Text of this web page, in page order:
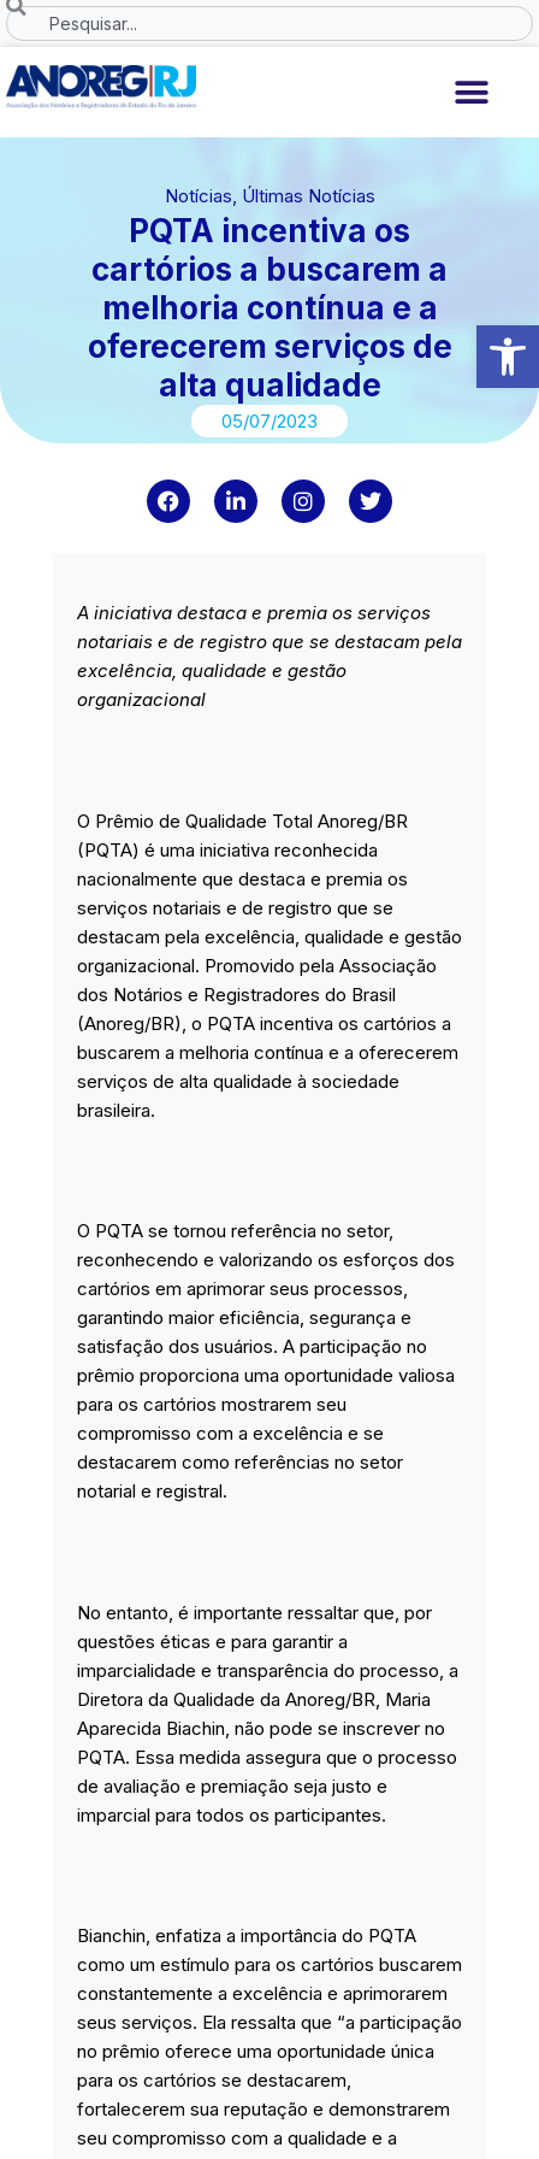
Abrir
Ir
o
Search
Notícias, Últimas Notícias
PQTA incentiva os
cartórios a buscarem a
melhoria contínua e a
oferecerem serviços de
alta qualidade
05/07/2023
F
a
o
k
L
i
i
n
I
n
r
a
m
T
w
r
A iniciativa destaca e premia os serviços
notariais e de registro que se destacam pela
excelência, qualidade e gestão
organizacional
O Prêmio de Qualidade Total Anoreg/BR
(PQTA) é uma iniciativa reconhecida
nacionalmente que destaca e premia os
serviços notariais e de registro que se
destacam pela excelência, qualidade e gestão
organizacional. Promovido pela Associação
dos Notários e Registradores do Brasil
(Anoreg/BR), o PQTA incentiva os cartórios a
buscarem a melhoria contínua e a oferecerem
serviços de alta qualidade à sociedade
brasileira.
O PQTA se tornou referência no setor,
reconhecendo e valorizando os esforços dos
cartórios em aprimorar seus processos,
garantindo maior eficiência, segurança e
satisfação dos usuários. A participação no
prêmio proporciona uma oportunidade valiosa
para os cartórios mostrarem seu
compromisso com a excelência e se
destacarem como referências no setor
notarial e registral.
No entanto, é importante ressaltar que, por
questões éticas e para garantir a
imparcialidade e transparência do processo, a
Diretora da Qualidade da Anoreg/BR, Maria
Aparecida Biachin, não pode se inscrever no
PQTA. Essa medida assegura que o processo
de avaliação e premiação seja justo e
imparcial para todos os participantes.
Bianchin, enfatiza a importância do PQTA
como um estímulo para os cartórios buscarem
constantemente a excelência e aprimorarem
seus serviços. Ela ressalta que “a participação
no prêmio oferece uma oportunidade única
para os cartórios se destacarem,
fortalecerem sua reputação e demonstrarem
seu compromisso com a qualidade e a